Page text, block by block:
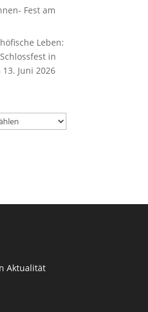
Fest am
Leben:
in
Juni 2026
Aktualität